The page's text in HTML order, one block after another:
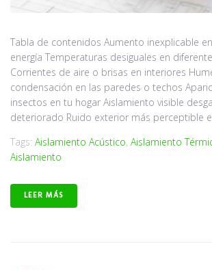
Tabla de contenidos Aumento inexplicable
energía Temperaturas desiguales en
Corrientes de aire o brisas en interiores
condensación en las paredes o techos
insectos en tu hogar Aislamiento visible
deteriorado Ruido exterior más perceptible
Tags: Aislamiento Acústico, Aislamiento
Aislamiento
LEER MÁS